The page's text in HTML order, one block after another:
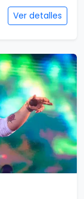
Ver detalles